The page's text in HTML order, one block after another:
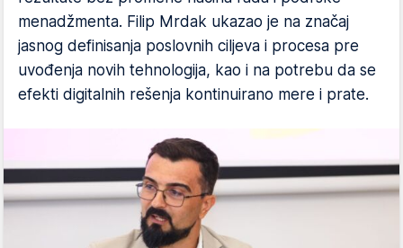
menadžmenta. Filip Mrdak ukazao je na značaj
jasnog definisanja poslovnih ciljeva i procesa pre
uvođenja novih tehnologija, kao i na potrebu da se
efekti digitalnih rešenja kontinuirano mere i prate.